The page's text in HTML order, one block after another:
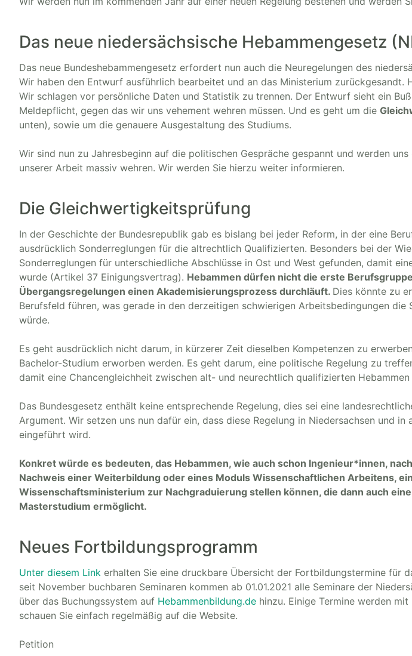
Das neue niedersächsische Hebammengesetz
Das neue Bundeshebammengesetz erfordert nun auch die Neuregelungen des
Wir haben den Entwurf ausführlich bearbeitet und an das Ministerium zurückgesandt.
Wir schlagen vor persönliche Daten und Statistik zu trennen. Der Entwurf sieht ein
Meldepflicht, gegen das wir uns vehement wehren müssen. Und es geht um die
unten), sowie um die genauere Ausgestaltung des Studiums.
Wir sind nun zu Jahresbeginn auf die politischen Gespräche gespannt und werden
unserer Arbeit massiv wehren. Wir werden Sie hierzu weiter informieren.
Die Gleichwertigkeitsprüfung
In der Geschichte der Bundesrepublik gab es bislang bei jeder Reform, in der eine
ausdrücklich Sonderreglungen für die altrechtlich Qualifizierten. Besonders bei der
Sonderreglungen für unterschiedliche Abschlüsse in Ost und West gefunden, damit
wurde (Artikel 37 Einigungsvertrag). Hebammen dürfen nicht die erste
Übergangsregelungen einen Akademisierungsprozess durchläuft. Dies könnte zu
Berufsfeld führen, was gerade in den derzeitigen schwierigen Arbeitsbedingungen
würde.
Es geht ausdrücklich nicht darum, in kürzerer Zeit dieselben Kompetenzen zu
Bachelor-Studium erworben werden. Es geht darum, eine politische Regelung zu
damit eine Chancengleichheit zwischen alt- und neurechtlich qualifizierten
Das Bundesgesetz enthält keine entsprechende Regelung, dies sei eine
Argument. Wir setzen uns nun dafür ein, dass diese Regelung in Niedersachsen und in
eingeführt wird.
Konkret würde es bedeuten, das Hebammen, wie auch schon Ingenieur*innen,
Nachweis einer Weiterbildung oder eines Moduls Wissenschaftlichen Arbeitens,
Wissenschaftsministerium zur Nachgraduierung stellen können, die dann auch
Masterstudium ermöglicht.
Neues Fortbildungsprogramm
Unter diesem Link erhalten Sie eine druckbare Übersicht der Fortbildungstermine für
seit November buchbaren Seminaren kommen ab 01.01.2021 alle Seminare der
über das Buchungssystem auf Hebammenbildung.de hinzu. Einige Termine werden
schauen Sie einfach regelmäßig auf die Website.
Petition